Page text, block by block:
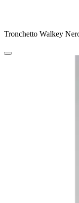
Tronchetto Walkey